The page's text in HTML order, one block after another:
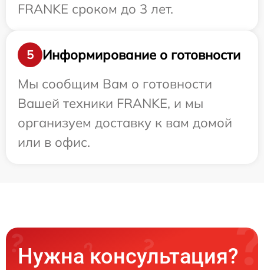
FRANKE сроком до 3 лет.
5
Информирование о готовности
Мы сообщим Вам о готовности
Вашей техники FRANKE, и мы
организуем доставку к вам домой
или в офис.
Нужна консультация?